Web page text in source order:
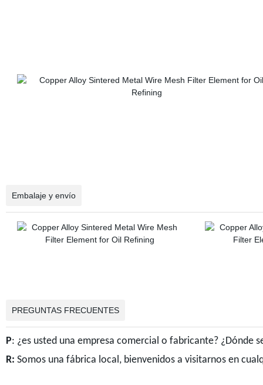
Embalaje y envío
PREGUNTAS FRECUENTES
P: ¿es usted una empresa comercial o fabricante? ¿Dónde
R: Somos una fábrica local, bienvenidos a visitarnos en